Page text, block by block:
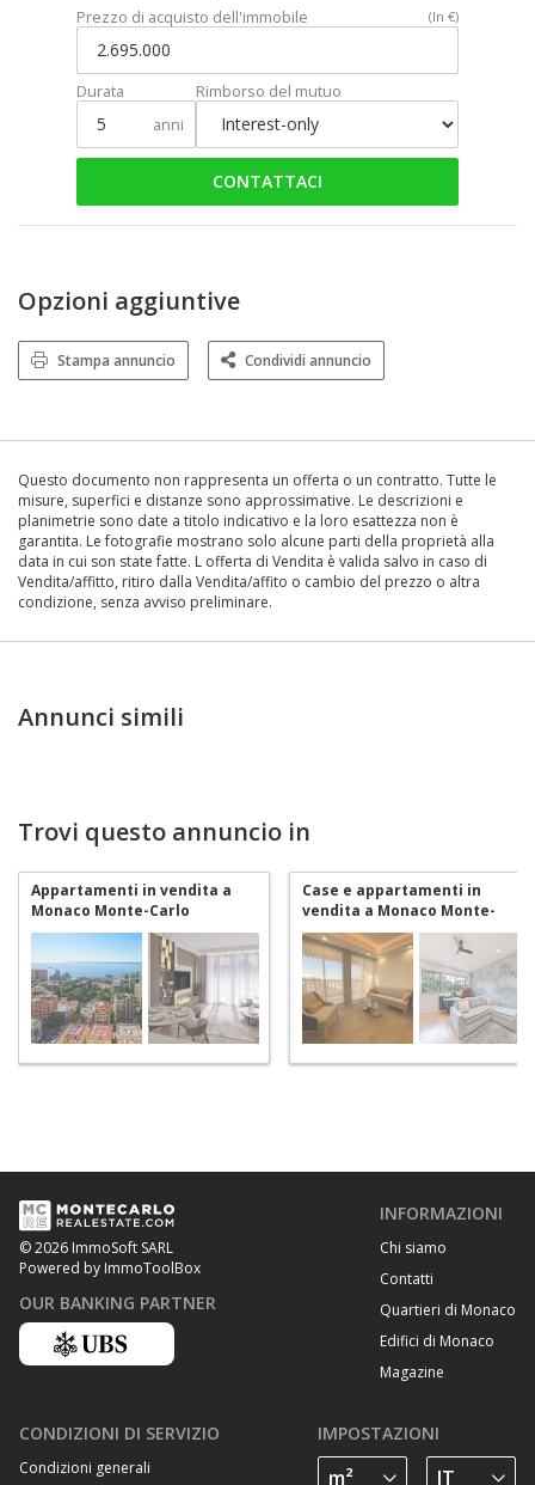
Prezzo di acquisto dell'immobile (In €)
Durata
anni
Rimborso del mutuo
CONTATTACI
Opzioni aggiuntive
Stampa annuncio Condividi annuncio
Questo documento non rappresenta un offerta o un contratto. Tutte le
misure, superfici e distanze sono approssimative. Le descrizioni e
planimetrie sono date a titolo indicativo e la loro esattezza non è
garantita. Le fotografie mostrano solo alcune parti della proprietà alla
data in cui son state fatte. L offerta di Vendita è valida salvo in caso di
Vendita/affitto, ritiro dalla Vendita/affito o cambio del prezzo o altra
condizione, senza avviso preliminare.
Annunci simili
Trovi questo annuncio in
Appartamenti in vendita a
Monaco Monte-Carlo
Case e appartamenti in
vendita a Monaco Monte-
Carlo
© 2026 ImmoSoft SARL
Powered by ImmoToolBox
OUR BANKING PARTNER
INFORMAZIONI
Chi siamo
Contatti
Quartieri di Monaco
Edifici di Monaco
Magazine
CONDIZIONI DI SERVIZIO
Condizioni generali
IMPOSTAZIONI